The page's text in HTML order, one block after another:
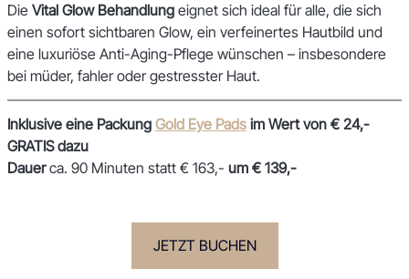
Die Vital Glow Behandlung eignet sich ideal für alle, die sich
einen sofort sichtbaren Glow, ein verfeinertes Hautbild und
eine luxuriöse Anti-Aging-Pflege wünschen – insbesondere
bei müder, fahler oder gestresster Haut.
Inklusive eine Packung Gold Eye Pads im Wert von € 24,-
GRATIS dazu
Dauer ca. 90 Minuten statt € 163,- um € 139,-
JETZT BUCHEN